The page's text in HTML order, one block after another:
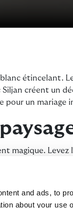
and ads, to
about your use
étincelant.
créent un
pour un mariage
magique.
de renne